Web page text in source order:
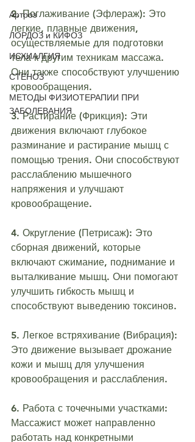
Артроз
ЛОРДОЗ и КИФОЗ
ИСХИАЛГИЯ
СТЕНОЗ
МЕТОДЫ ФИЗИОТЕРАПИИ ПРИ
ЗАБОЛЕВАНИЯ
2. Поглаживание (Эфлераж): Это
легкие, плавные движения,
осуществляемые для подготовки
тела к другим техникам массажа.
Они также способствуют улучшению
кровообращения.
3. Растирание (Фрикция): Эти
движения включают глубокое
разминание и растирание мышц с
помощью трения. Они способствуют
расслаблению мышечного
напряжения и улучшают
кровообращение.
4. Округление (Петрисаж): Это
сборная движений, которые
включают сжимание, поднимание и
выталкивание мышц. Они помогают
улучшить гибкость мышц и
способствуют выведению токсинов.
5. Легкое встряхивание (Вибрация):
Это движение вызывает дрожание
кожи и мышц для улучшения
кровообращения и расслабления.
6. Работа с точечными участками:
Массажист может направленно
работать над конкретными